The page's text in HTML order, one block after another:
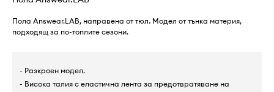
Пола Answear.LAB, направена от тюл. Модел от тънка материя,
подходящ за по-топлите сезони.
- Разкроен модел.
- Висока талия с еластична лента за предотвратяване на